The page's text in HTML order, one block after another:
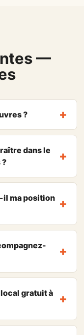
—
?
dans le
?
ma position
gratuit à